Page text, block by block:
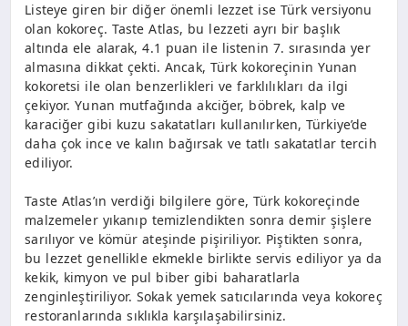
Listeye giren bir diğer önemli lezzet ise Türk versiyonu
olan kokoreç. Taste Atlas, bu lezzeti ayrı bir başlık
altında ele alarak, 4.1 puan ile listenin 7. sırasında yer
almasına dikkat çekti. Ancak, Türk kokoreçinin Yunan
kokoretsi ile olan benzerlikleri ve farklılıkları da ilgi
çekiyor. Yunan mutfağında akciğer, böbrek, kalp ve
karaciğer gibi kuzu sakatatları kullanılırken, Türkiye’de
daha çok ince ve kalın bağırsak ve tatlı sakatatlar tercih
ediliyor.
Taste Atlas’ın verdiği bilgilere göre, Türk kokoreçinde
malzemeler yıkanıp temizlendikten sonra demir şişlere
sarılıyor ve kömür ateşinde pişiriliyor. Piştikten sonra,
bu lezzet genellikle ekmekle birlikte servis ediliyor ya da
kekik, kimyon ve pul biber gibi baharatlarla
zenginleştiriliyor. Sokak yemek satıcılarında veya kokoreç
restoranlarında sıklıkla karşılaşabilirsiniz.